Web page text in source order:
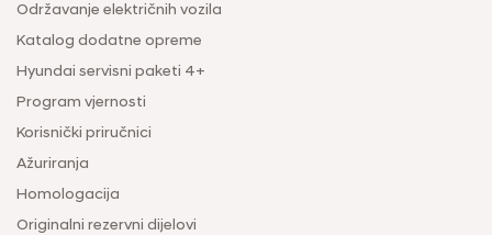
Održavanje električnih vozila
Katalog dodatne opreme
Hyundai servisni paketi 4+
Program vjernosti
Korisnički priručnici
Ažuriranja
Homologacija
Originalni rezervni dijelovi